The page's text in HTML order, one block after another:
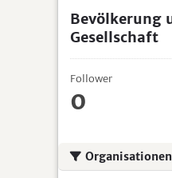
Bevölkerung
Gesellschaft
Follower
0
Organisationen